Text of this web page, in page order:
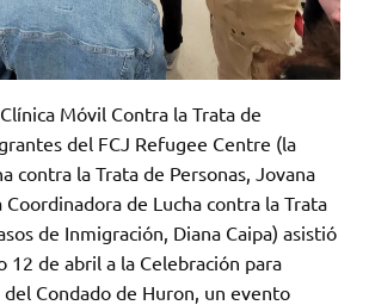
Móvil Contra la Trata de
del FCJ Refugee Centre (la
contra la Trata de Personas, Jovana
Coordinadora de Lucha contra la Trata
de Inmigración, Diana Caipa) asistió
12 de abril a la Celebración para
del Condado de Huron, un evento